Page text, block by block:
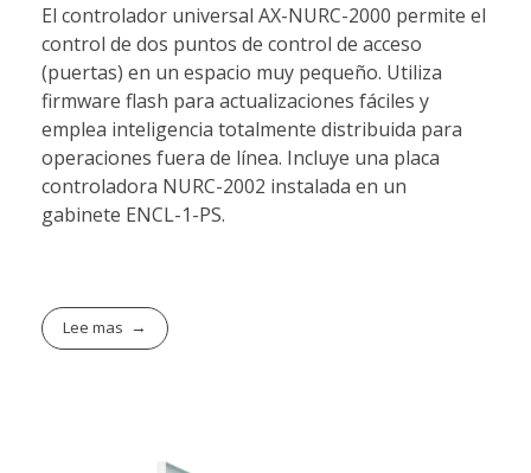
El controlador universal AX-NURC-2000 permite el
control de dos puntos de control de acceso
(puertas) en un espacio muy pequeño. Utiliza
firmware flash para actualizaciones fáciles y
emplea inteligencia totalmente distribuida para
operaciones fuera de línea. Incluye una placa
controladora NURC-2002 instalada en un
gabinete ENCL-1-PS.
Lee mas